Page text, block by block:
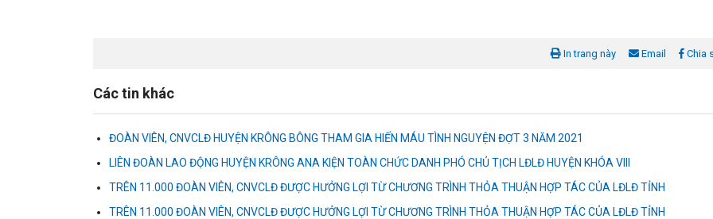
In trang này Email Chia
Các tin khác
ĐOÀN VIÊN, CNVCLĐ HUYỆN KRÔNG BÔNG THAM GIA HIẾN MÁU TÌNH NGUYỆN ĐỢT 3 NĂM 2021
LIÊN ĐOÀN LAO ĐỘNG HUYỆN KRÔNG ANA KIỆN TOÀN CHỨC DANH PHÓ CHỦ TỊCH LĐLĐ HUYỆN KHÓA VIII
TRÊN 11.000 ĐOÀN VIÊN, CNVCLĐ ĐƯỢC HƯỞNG LỢI TỪ CHƯƠNG TRÌNH THỎA THUẬN HỢP TÁC CỦA LĐLĐ TỈNH
TRÊN 11.000 ĐOÀN VIÊN, CNVCLĐ ĐƯỢC HƯỞNG LỢI TỪ CHƯƠNG TRÌNH THỎA THUẬN HỢP TÁC CỦA LĐLĐ TỈNH